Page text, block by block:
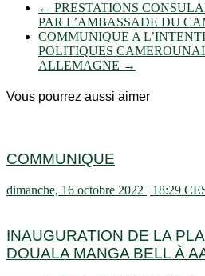
← PRESTATIONS
PAR L’AMBASSADE DU
COMMUNIQUE A
POLITIQUES
ALLEMAGNE →
Vous pourrez aussi aimer
COMMUNIQUE
dimanche, 16 octobre 2022 | 18:29
INAUGURATION DE LA
DOUALA MANGA BELL À